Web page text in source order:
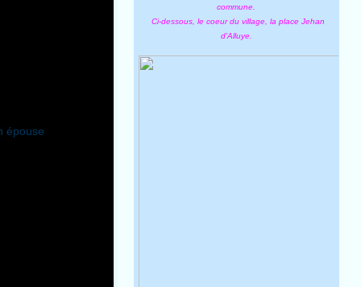
commune.
Ci-dessous, le coeur du village, la place Jehan
d'Alluye.